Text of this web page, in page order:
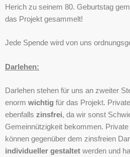
Herich zu seinem 80. Geburtstag
das Projekt gesammelt!
Jede Spende wird von uns
Darlehen:
Darlehen stehen für uns an zweiter
enorm wichtig für das Projekt.
ebenfalls zinsfrei, da wir sonst
Gemeinnützigkeit bekommen.
können gegenüber dem zinsfreien
individueller gestaltet werden und